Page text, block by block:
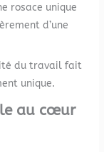
rosace unique
d’une
du travail fait
unique.
au cœur